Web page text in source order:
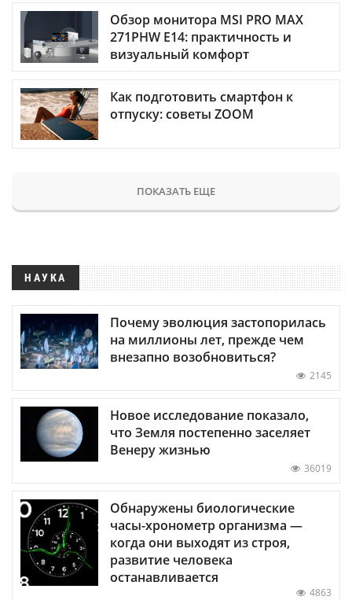
Обзор монитора MSI PRO MAX
271PHW E14: практичность и
визуальный комфорт
Как подготовить смартфон к
отпуску: советы ZOOM
ПОКАЗАТЬ ЕЩЕ
НАУКА
Почему эволюция застопорилась
на миллионы лет, прежде чем
внезапно возобновиться?
2145
Новое исследование показало,
что Земля постепенно заселяет
Венеру жизнью
36019
Обнаружены биологические
часы-хронометр организма —
когда они выходят из строя,
развитие человека
останавливается
4863